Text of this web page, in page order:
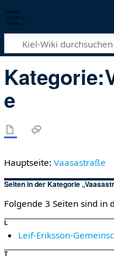
Kategorie:
e
Hauptseite: Vaasastraße
Seiten in der Kategorie
Folgende 3 Seiten sind in
L
Leif-Eriksson-
T